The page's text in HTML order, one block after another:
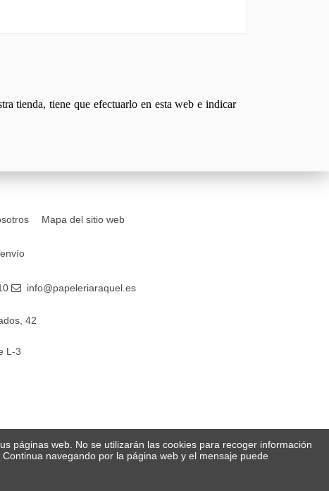
tienda, tiene que efectuarlo en esta web e indicar
Mapa del sitio web
info@papeleriaraquel.es
42
L-3
páginas web. No se utilizarán las cookies para recoger información
navegando por la página web y el mensaje puede